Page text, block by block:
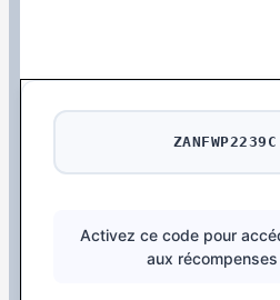
ZANFWP2239C
Activez ce code pour
aux